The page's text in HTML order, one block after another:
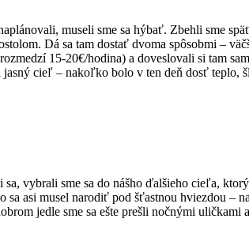
museli sme sa hýbať. Zbehli sme
Dá sa tam dostať dvoma spôsobmi –
15-20€/hodina) a doveslovali si tam
jasný cieľ – nakoľko bolo v ten deň dosť
vybrali sme sa do nášho ďalšieho cieľa,
asi musel narodiť pod šťastnou hviezdou –
jedle sme sa ešte prešli nočnými uličkami